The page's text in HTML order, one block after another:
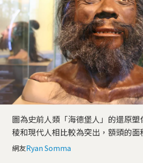
圖為史前人類「海德堡人」的還原
稜和現代人相比較為突出，額頭的面
網友Ryan Somma